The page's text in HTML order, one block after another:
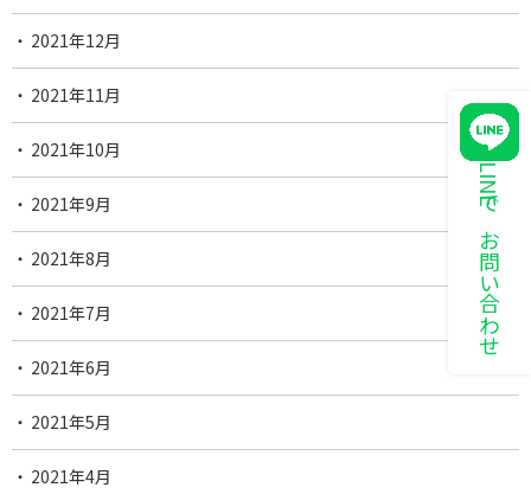
LINEでお問い合わせ
2021年12月
2021年11月
2021年10月
2021年9月
2021年8月
2021年7月
2021年6月
2021年5月
2021年4月